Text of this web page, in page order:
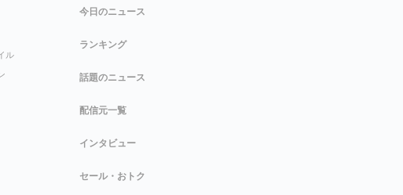
ル
今日のニュース
ランキング
話題のニュース
配信元一覧
インタビュー
セール・おトク